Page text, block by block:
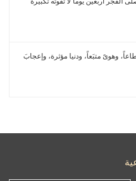
وهوىً متبَعاً، ودنيا مؤثرة، وإعجابَ